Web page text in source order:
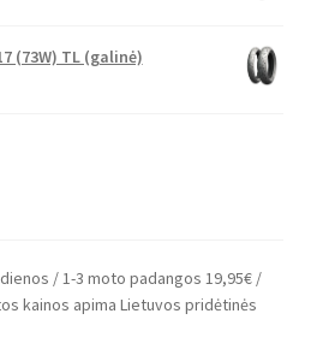
(73W) TL (galinė)
/ 1-3 moto padangos 19,95€ /
kainos apima Lietuvos pridėtinės